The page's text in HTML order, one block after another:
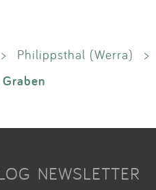
> Philippsthal (Werra) >
NEWSLETTER